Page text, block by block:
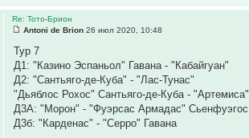
Re: Тото-Брион
Antoni de Brion 26 июл 2020, 10:48
Тур 7
Д1: "Казино Эспаньол" Гавана - "Кабайгуан"
Д2: "Сантьяго-де-Куба" - "Лас-Тунас"
"Дьяблос Рохос" Сантьяго-де-Куба -
Д3А: "Морон" - "Фуэрсас Армадас" Сьенфуэгос
Д3б: "Карденас" - "Серро" Гавана